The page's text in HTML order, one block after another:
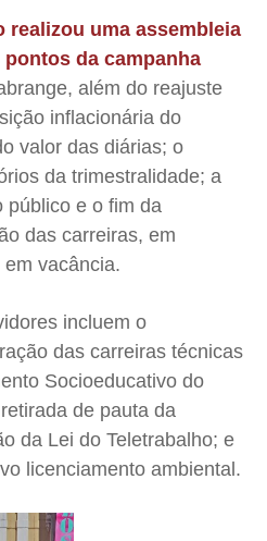
realizou uma assembleia
da campanha
além do reajuste
inflacionária do
valor das diárias; o
da trimestralidade; a
público e o fim da
das carreiras, em
vacância.
incluem o
das carreiras técnicas
Socioeducativo do
de pauta da
da Lei do Teletrabalho; e
licenciamento ambiental.